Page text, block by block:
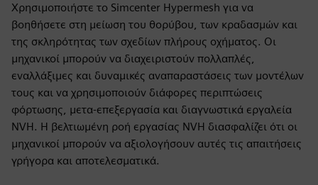
Χρησιμοποιήστε το Simcenter Hypermesh για να
βοηθήσετε στη μείωση του θορύβου, των κραδασμών και
της σκληρότητας των σχεδίων πλήρους οχήματος. Οι
μηχανικοί μπορούν να διαχειριστούν πολλαπλές,
εναλλάξιμες και δυναμικές αναπαραστάσεις των μοντέλων
τους και να χρησιμοποιούν διάφορες περιπτώσεις
φόρτωσης, μετα-επεξεργασία και διαγνωστικά εργαλεία
NVH. Η βελτιωμένη ροή εργασίας NVH διασφαλίζει ότι οι
μηχανικοί μπορούν να αξιολογήσουν αυτές τις απαιτήσεις
γρήγορα και αποτελεσματικά.